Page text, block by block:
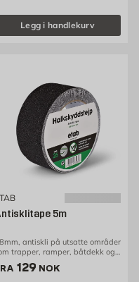
Legg i handlekurv
5m
antiskli på utsatte områder
trapper, ramper, båtdekk og
Pris 129 NOK /stk
129 NOK